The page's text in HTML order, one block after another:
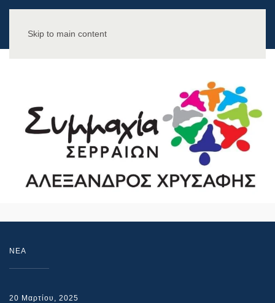
Skip to main content
NEA
20 Μαρτίου, 2025